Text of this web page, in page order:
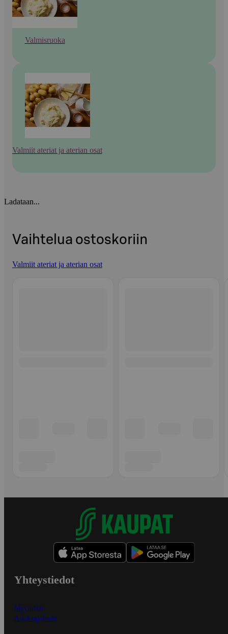
Valmisruoka
Valmiit ateriat ja aterian osat
Ladataan...
Vaihtelua ostoskoriin
Valmiit ateriat ja aterian osat
Yhteystiedot
Myymälät
Asiakaspalvelu